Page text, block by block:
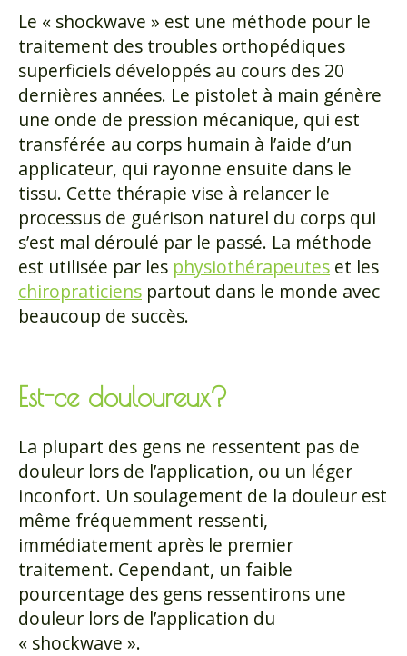
Le « shockwave » est une méthode pour le
traitement des troubles orthopédiques
superficiels développés au cours des 20
dernières années. Le pistolet à main génère
une onde de pression mécanique, qui est
transférée au corps humain à l’aide d’un
applicateur, qui rayonne ensuite dans le
tissu. Cette thérapie vise à relancer le
processus de guérison naturel du corps qui
s’est mal déroulé par le passé. La méthode
est utilisée par les physiothérapeutes et les
chiropraticiens partout dans le monde avec
beaucoup de succès.
Est-ce douloureux?
La plupart des gens ne ressentent pas de
douleur lors de l’application, ou un léger
inconfort. Un soulagement de la douleur est
même fréquemment ressenti,
immédiatement après le premier
traitement. Cependant, un faible
pourcentage des gens ressentirons une
douleur lors de l’application du
« shockwave ».